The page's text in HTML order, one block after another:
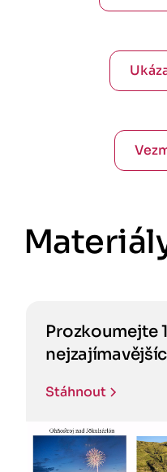
Prozkoumejte
Stáhnout